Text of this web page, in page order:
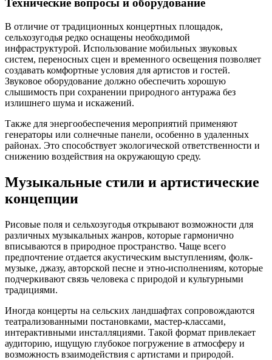
Технические вопросы и оборудование
В отличие от традиционных концертных площадок,
сельхозугодья редко оснащены необходимой
инфраструктурой. Использование мобильных звуковых
систем, переносных сцен и временного освещения позволяет
создавать комфортные условия для артистов и гостей.
Звуковое оборудование должно обеспечить хорошую
слышимость при сохранении природного антуража без
излишнего шума и искажений.
Также для энергообеспечения мероприятий применяют
генераторы или солнечные панели, особенно в удаленных
районах. Это способствует экологической ответственности и
снижению воздействия на окружающую среду.
Музыкальные стили и артистические
концепции
Рисовые поля и сельхозугодья открывают возможности для
различных музыкальных жанров, которые гармонично
вписываются в природное пространство. Чаще всего
предпочтение отдается акустическим выступлениям, фолк-
музыке, джазу, авторской песне и этно-исполнениям, которые
подчеркивают связь человека с природой и культурными
традициями.
Иногда концерты на сельских ландшафтах сопровождаются
театрализованными постановками, мастер-классами,
интерактивными инсталляциями. Такой формат привлекает
аудиторию, ищущую глубокое погружение в атмосферу и
возможность взаимодействия с артистами и природой.